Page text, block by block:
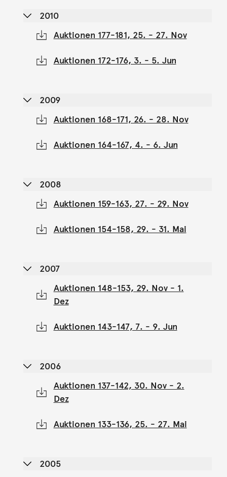
2010
Auktionen 177-181, 25. - 27. Nov
Auktionen 172-176, 3. - 5. Jun
2009
Auktionen 168-171, 26. - 28. Nov
Auktionen 164-167, 4. - 6. Jun
2008
Auktionen 159-163, 27. - 29. Nov
Auktionen 154-158, 29. - 31. Mai
2007
Auktionen 148-153, 29. Nov - 1.
Dez
Auktionen 143-147, 7. - 9. Jun
2006
Auktionen 137-142, 30. Nov - 2.
Dez
Auktionen 133-136, 25. - 27. Mai
2005